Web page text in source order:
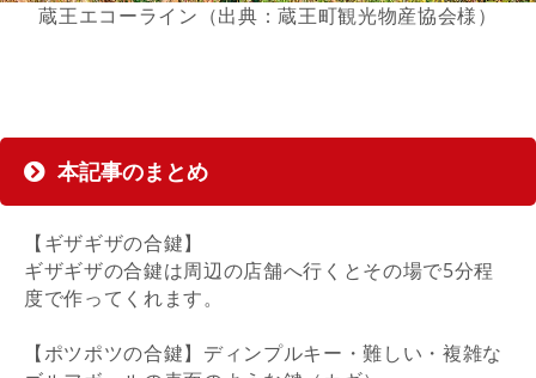
蔵王エコーライン（出典：蔵王町観光物産協会様）
本記事のまとめ
【ギザギザの合鍵】
ギザギザの合鍵は周辺の店舗へ行くとその場で5分程
度で作ってくれます。
【ポツポツの合鍵】ディンプルキー・難しい・複雑な